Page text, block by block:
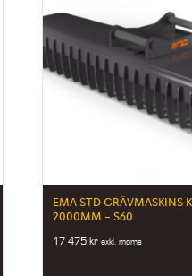
EMA STD GRÄVMASKINS
2000MM – S60
17 475kr exkl. moms